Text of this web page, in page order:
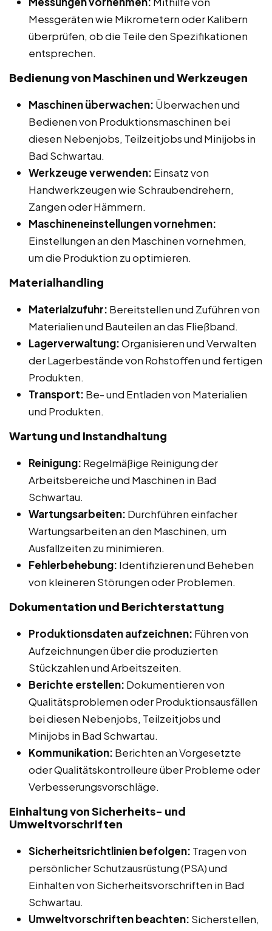
Messgeräten wie Mikrometern oder Kalibern
überprüfen, ob die Teile den Spezifikationen
entsprechen.
Bedienung von Maschinen und Werkzeugen
Maschinen überwachen: Überwachen und
Bedienen von Produktionsmaschinen bei
diesen Nebenjobs, Teilzeitjobs und Minijobs in
Bad Schwartau.
Werkzeuge verwenden: Einsatz von
Handwerkzeugen wie Schraubendrehern,
Zangen oder Hämmern.
Maschineneinstellungen vornehmen:
Einstellungen an den Maschinen vornehmen,
um die Produktion zu optimieren.
Materialhandling
Materialzufuhr: Bereitstellen und Zuführen von
Materialien und Bauteilen an das Fließband.
Lagerverwaltung:Organisieren und Verwalten
der Lagerbestände von Rohstoffen und fertigen
Produkten.
Transport: Be- und Entladen von Materialien
und Produkten.
Wartung und Instandhaltung
Reinigung: Regelmäßige Reinigung der
Arbeitsbereiche und Maschinen in Bad
Schwartau.
Wartungsarbeiten: Durchführen einfacher
Wartungsarbeiten an den Maschinen, um
Ausfallzeiten zu minimieren.
Fehlerbehebung: Identifizieren und Beheben
von kleineren Störungen oder Problemen.
Dokumentation und Berichterstattung
Produktionsdaten aufzeichnen: Führen von
Aufzeichnungen über die produzierten
Stückzahlen und Arbeitszeiten.
Berichte erstellen: Dokumentieren von
Qualitätsproblemen oder Produktionsausfällen
bei diesen Nebenjobs, Teilzeitjobs und
Minijobs in Bad Schwartau.
Kommunikation: Berichten an Vorgesetzte
oder Qualitätskontrolleure über Probleme oder
Verbesserungsvorschläge.
Einhaltung von Sicherheits- und
Umweltvorschriften
Sicherheitsrichtlinien befolgen: Tragen von
persönlicher Schutzausrüstung (PSA) und
Einhalten von Sicherheitsvorschriften in Bad
Schwartau.
Umweltvorschriften beachten: Sicherstellen,